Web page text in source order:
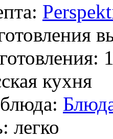
кухня
легко